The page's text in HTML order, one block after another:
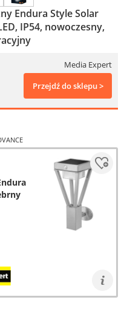
Endura Style Solar
IP54, nowoczesny,
Media Expert
Przejdź do sklepu >